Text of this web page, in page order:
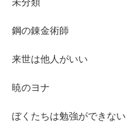
未分類
鋼の錬金術師
来世は他人がいい
暁のヨナ
ぼくたちは勉強ができない